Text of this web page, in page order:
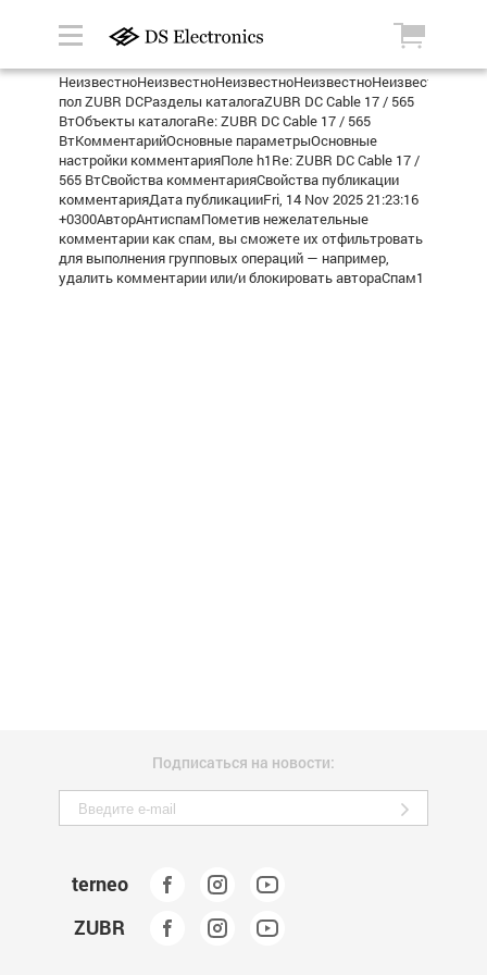
пол ZUBR DCРазделы каталогаZUBR DC Cable 17 / 565
ВтОбъекты каталогаRe: ZUBR DC Cable 17 / 565
ВтКомментарийОсновные параметрыОсновные
настройки комментарияПоле h1Re: ZUBR DC Cable 17 /
565 ВтСвойства комментарияСвойства публикации
комментарияДата публикацииFri, 14 Nov 2025 21:23:16
+0300АвторАнтиспамПометив нежелательные
комментарии как спам, вы сможете их отфильтровать
для выполнения групповых операций — например,
удалить комментарии или/и блокировать автораСпам1
Подписаться на новости:
terneo
ZUBR